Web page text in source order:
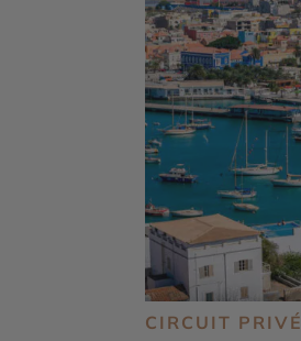
CIRCUIT PRIVÉ